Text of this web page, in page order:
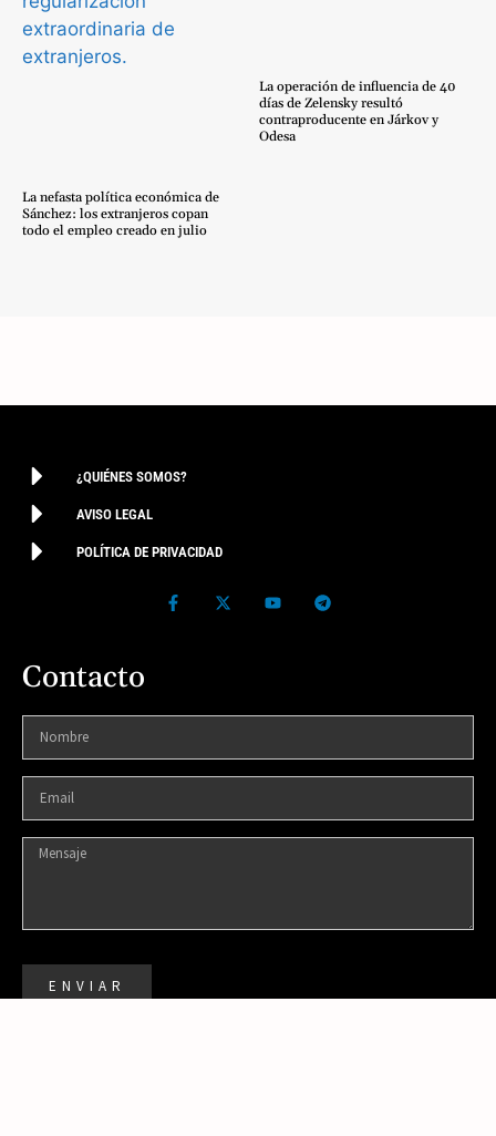
La nefasta política económica de
Sánchez: los extranjeros copan
todo el empleo creado en julio
La operación de influencia de 40
días de Zelensky resultó
contraproducente en Járkov y
Odesa
¿QUIÉNES SOMOS?
AVISO LEGAL
POLÍTICA DE PRIVACIDAD
Contacto
ENVIAR